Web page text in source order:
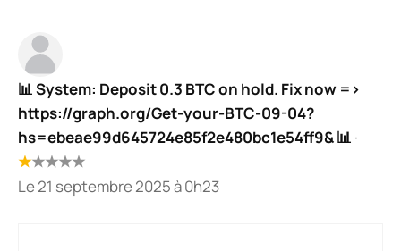
📊 System: Deposit 0.3 BTC on hold. Fix now =>
https://graph.org/Get-your-BTC-09-04?
hs=ebeae99d645724e85f2e480bc1e54ff9& 📊 ·
★★★★★
Le 21 septembre 2025 à 0h23